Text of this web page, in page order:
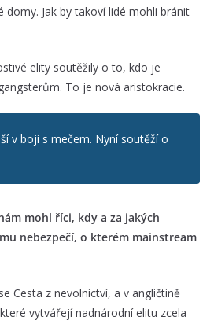
Jak by takoví lidé mohli bránit
elity soutěžily o to, kdo je
To je nová aristokracie.
v boji s mečem. Nyní soutěží o
mohl říci, kdy a za jakých
nebezpečí, o kterém mainstream
Cesta z nevolnictví, a v angličtině
vytvářejí nadnárodní elitu zcela